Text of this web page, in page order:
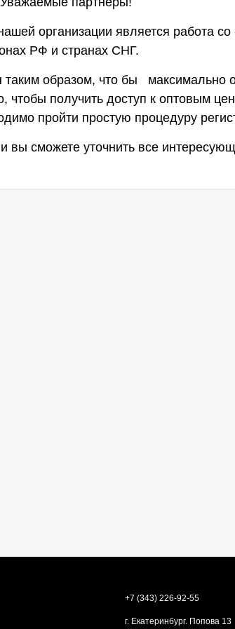
организации является работа
РФ и странах СНГ.
таким образом, что бы максимально
получить доступ к оптовым
пройти простую процедуру
вы сможете уточнить все
+7 (343) 226-92-55
г. Екатеринбург. Попова 13